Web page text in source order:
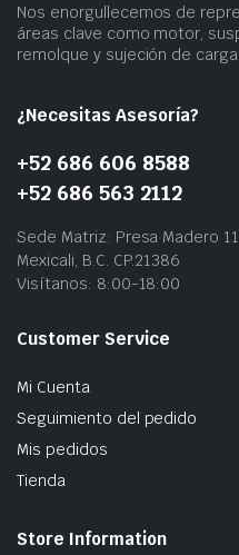
Nos enorgullecemos de
áreas clave como motor,
remolque y sujeción de carga.
¿Necesitas Asesoría?
+52 686 606 8588
+52 686 563 2112
Sede Matriz: Presa Madero
Mexicali, B.C. CP.21386
Visítanos: 8:00-18:00
Customer Service
Mi Cuenta
Seguimiento del pedido
Mis pedidos
Tienda
Store Information